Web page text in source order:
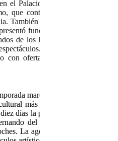
el Palacio Libertad (ex CCK) y
que contó con más de 2.000
También hubo propuestas
funciones familiares, y el
de los barrios de Belgrano y
La ciudad logró así
con oferta cultural y
marcada por la 54ª edición
más emblemática, que se
días la provincia recibió más
del Valle de Catamarca
La agenda cultural se